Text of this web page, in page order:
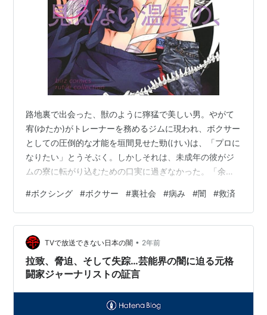
路地裏で出会った、獣のように獰猛で美しい男。やがて
宥(ゆたか)がトレーナーを務めるジムに現われ、ボクサー
としての圧倒的な才能を垣間見せた勁(けい)は、「プロに
なりたい」とうそぶく。しかしそれは、未成年の彼がジ
ムの寮に転がり込むための口実に過ぎなかった。「余計
の身体を要求する勁。しかしその瞳は欲望に曇ることな
く、どこまでも澄んでいて…。ふたつの魂の邂逅と宿命
の物語。 上・中・下巻、骨太の１冊！ それぞれの巻に副
題がついています。 上巻、「白い獣の、聞こえぬ声の、
見えない温度の」 中巻、「赤い桎梏の、約束の場所の、
臨んだ十字架の」 下巻、「薄紅めく…
#ボクシング #ボクサー #裏社会 #病み #闇 #救済
TVで放送できない日本の闇 • 2年前
拉致、脅迫、そして失踪…芸能界の闇に迫る元格
闘家ジャーナリストの証言